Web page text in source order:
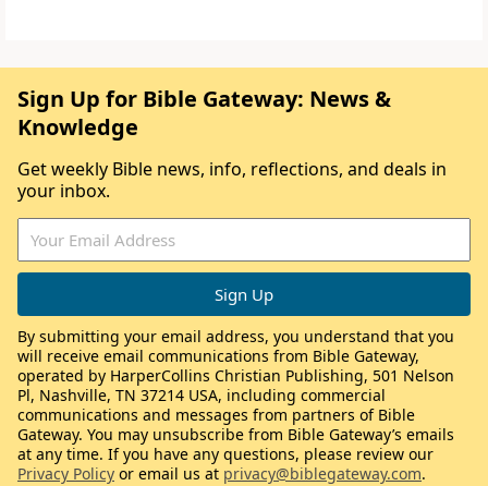
Sign Up for Bible Gateway: News &
Knowledge
Get weekly Bible news, info, reflections, and deals in
your inbox.
By submitting your email address, you understand that you
will receive email communications from Bible Gateway,
operated by HarperCollins Christian Publishing, 501 Nelson
Pl, Nashville, TN 37214 USA, including commercial
communications and messages from partners of Bible
Gateway. You may unsubscribe from Bible Gateway’s emails
at any time. If you have any questions, please review our
Privacy Policy or email us at privacy@biblegateway.com.